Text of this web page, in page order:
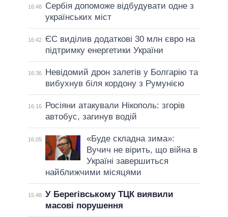
16:48
Сербія допоможе відбудувати одне з
українських міст
16:42
ЄС виділив додаткові 30 млн євро на
підтримку енергетики України
16:36
Невідомий дрон залетів у Болгарію та
вибухнув біля кордону з Румунією
16:16
Росіяни атакували Нікополь: згорів
автобус, загинув водій
16:05
«Буде складна зима»:
Вучич не вірить, що війна в
Україні завершиться
найближчими місяцями
15:48 У Берегівському ТЦК виявили
масові порушення